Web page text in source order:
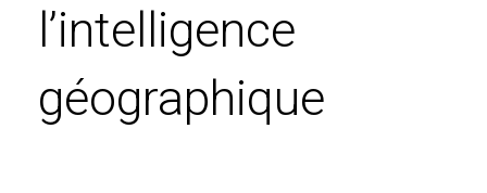
l’intelligence
géographique